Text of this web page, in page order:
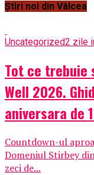
Știri noi din Vâlcea
Uncategorized2 zile
Tot ce trebuie
Well 2026.
aniversara de
Countdown-ul
Domeniul Stirbey
zeci de...